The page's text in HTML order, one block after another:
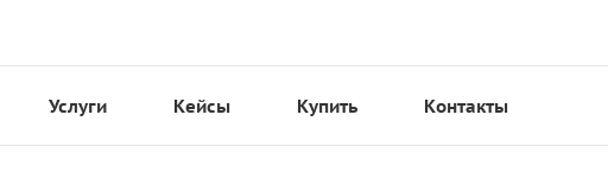
Услуги Кейсы Купить Контакты